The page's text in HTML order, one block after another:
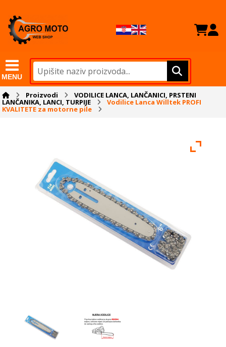
MENU
Proizvodi VODILICE LANCA, LANČANICI, PRSTENI
LANČANIKA, LANCI, TURPIJE Vodilice Lanca Willtek PROFI
KVALITETE za motorne pile